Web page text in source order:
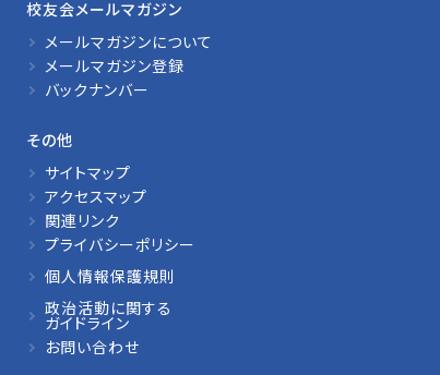
校友会メールマガジン
メールマガジンについて
メールマガジン登録
バックナンバー
その他
サイトマップ
アクセスマップ
関連リンク
プライバシーポリシー
個人情報保護規則
政治活動に関する
ガイドライン
お問い合わせ